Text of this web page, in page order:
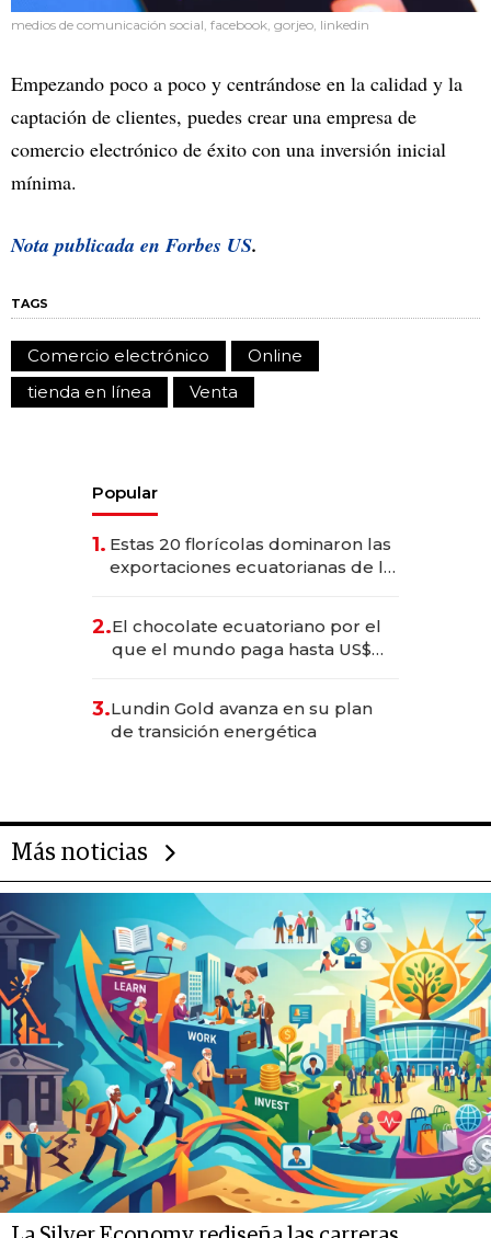
medios de comunicación social, facebook, gorjeo, linkedin
Empezando poco a poco y centrándose en la calidad y la
captación de clientes, puedes crear una empresa de
comercio electrónico de éxito con una inversión inicial
mínima.
Nota publicada en Forbes US.
TAGS
Comercio electrónico
Online
tienda en línea
Venta
Popular
1. Estas 20 florícolas dominaron las
exportaciones ecuatorianas de la
2.El chocolate ecuatoriano por el
que el mundo paga hasta US$
3.Lundin Gold avanza en su plan
de transición energética
Más noticias